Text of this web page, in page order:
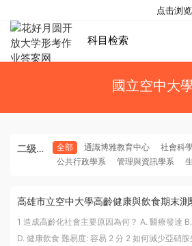
科目检索
國立空中大
二级分
全部 通識博雅教育中心 社會科
公共行政學系
管理與資訊學系
高雄市立空中大學高齡健康與飲食期末測
1 造成高齡化社會主要原因為何？ A. 醫療發達
D. 健康飲食 難易度: 容易 2 分 2 如何減少亞硝
点击浏